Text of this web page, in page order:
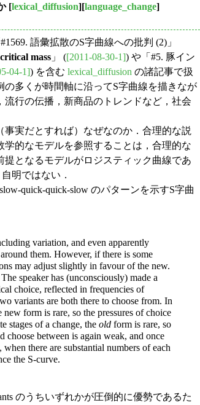
[lexical_diffusion][language_change]
語彙拡散のS字曲線への批判 (2)」
critical mass 」 ([2011-08-30-1]) や「#5. 豚イン
04-1]) を含む lexical_diffusion の諸記事で扱
多くが時間軸に沿ってS字曲線を描きなが
行の伝播，新商品のトレンドなど，社会
実だとすれば）なぜなのか．合理的な説
的なモデルを参照することは，合理的な
となるモデルがロジスティック曲線であ
明ではない．
quick-quick-slow のパターンを示すS字曲
variation, and even apparently
them. However, if there is some
may adjust slightly in favour of the new.
speaker has (unconsciously) made a
choice, reflected in frequencies of
variants are both there to choose from. In
form is rare, so the pressures of choice
stages of a change, the old form is rare, so
choose between is again weak, and once
there are substantial numbers of each
the S-curve.
のうちいずれかが圧倒的に優勢であるた